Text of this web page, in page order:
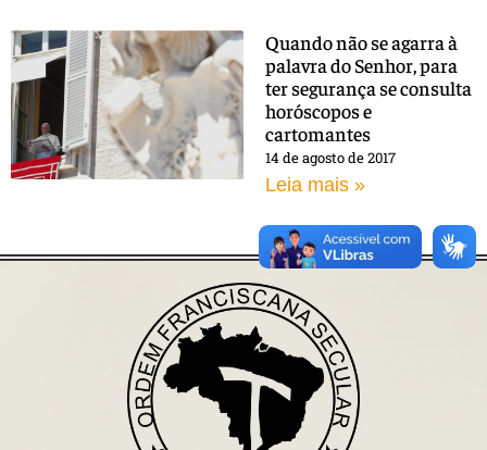
Quando não se agarra à
palavra do Senhor, para
ter segurança se consulta
horóscopos e
cartomantes
14 de agosto de 2017
Leia mais »